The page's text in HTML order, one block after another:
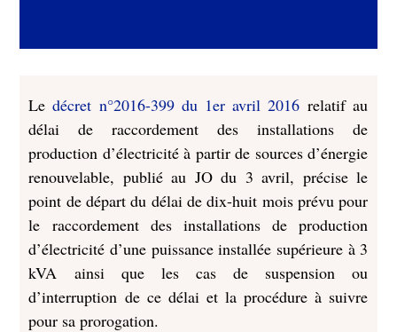
Ledécret n°2016-399 du 1er avril 2016 relatif au
délai de raccordement des installations de
production d’électricité à partir de sources d’énergie
renouvelable, publié au JO du 3 avril, précise le
point de départ du délai de dix-huit mois prévu pour
le raccordement des installations de production
d’électricité d’une puissance installée supérieure à 3
kVA ainsi que les cas de suspension ou
d’interruption de ce délai et la procédure à suivre
pour sa prorogation.